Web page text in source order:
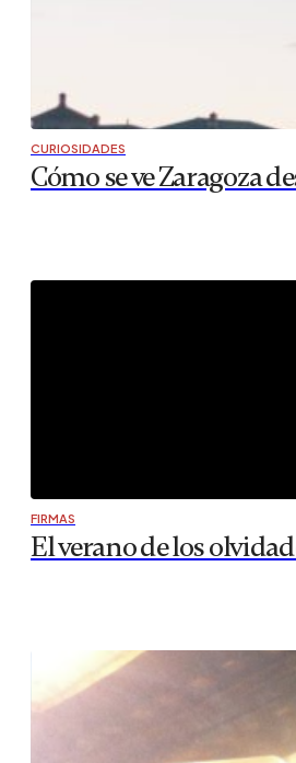
CURIOSIDADES
Cómo se ve Zaragoza
FIRMAS
El verano de los